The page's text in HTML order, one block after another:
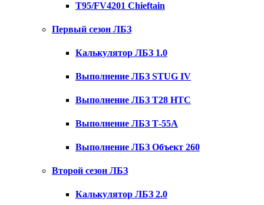
T95/FV4201 Chieftain
Первый сезон ЛБЗ
Калькулятор ЛБЗ 1.0
Выполнение ЛБЗ STUG IV
Выполнение ЛБЗ T28 HTC
Выполнение ЛБЗ Т-55А
Выполнение ЛБЗ Объект 260
Второй сезон ЛБЗ
Калькулятор ЛБЗ 2.0